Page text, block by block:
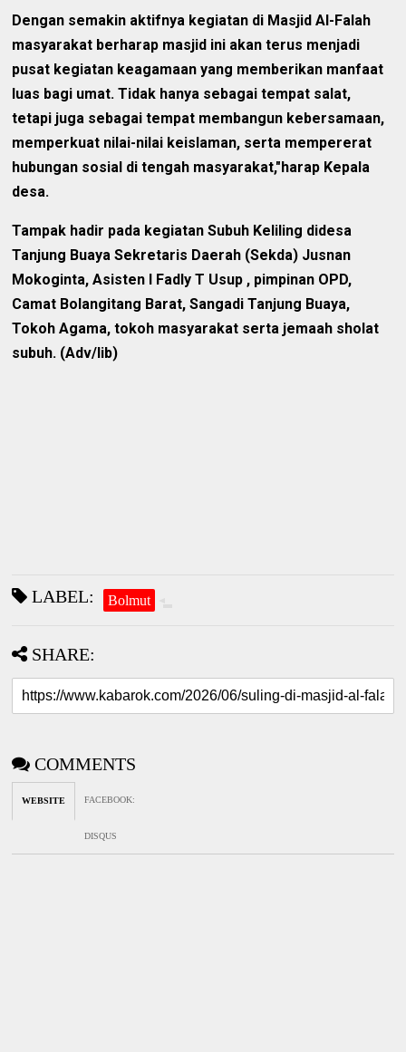
Dengan semakin aktifnya kegiatan di Masjid Al-Falah
masyarakat berharap masjid ini akan terus menjadi
pusat kegiatan keagamaan yang memberikan manfaat
luas bagi umat. Tidak hanya sebagai tempat salat,
tetapi juga sebagai tempat membangun kebersamaan,
memperkuat nilai-nilai keislaman, serta mempererat
hubungan sosial di tengah masyarakat,"harap Kepala
desa.
Tampak hadir pada kegiatan Subuh Keliling didesa
Tanjung Buaya Sekretaris Daerah (Sekda) Jusnan
Mokoginta, Asisten I Fadly T Usup , pimpinan OPD,
Camat Bolangitang Barat, Sangadi Tanjung Buaya,
Tokoh Agama, tokoh masyarakat serta jemaah sholat
subuh. (Adv/lib)
LABEL: Bolmut
SHARE:
COMMENTS
WEBSITE FACEBOOK:
DISQUS